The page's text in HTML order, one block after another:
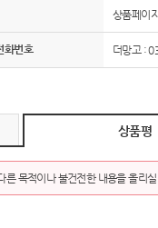
우산
AP-
수건
상품페이
화번호 더망고 :
상품평
목적이나 불건전한 내용을 올리